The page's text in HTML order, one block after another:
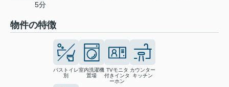
5分
物件の特徴
バストイレ
別
室内洗濯機
置場
TVモニタ
付きインタ
ーホン
カウンター
キッチン